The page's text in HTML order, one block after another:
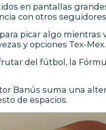
en pantallas
con otros
picar algo mientras
y opciones Tex-Mex.
del fútbol, la
Banús suma una
de espacios.